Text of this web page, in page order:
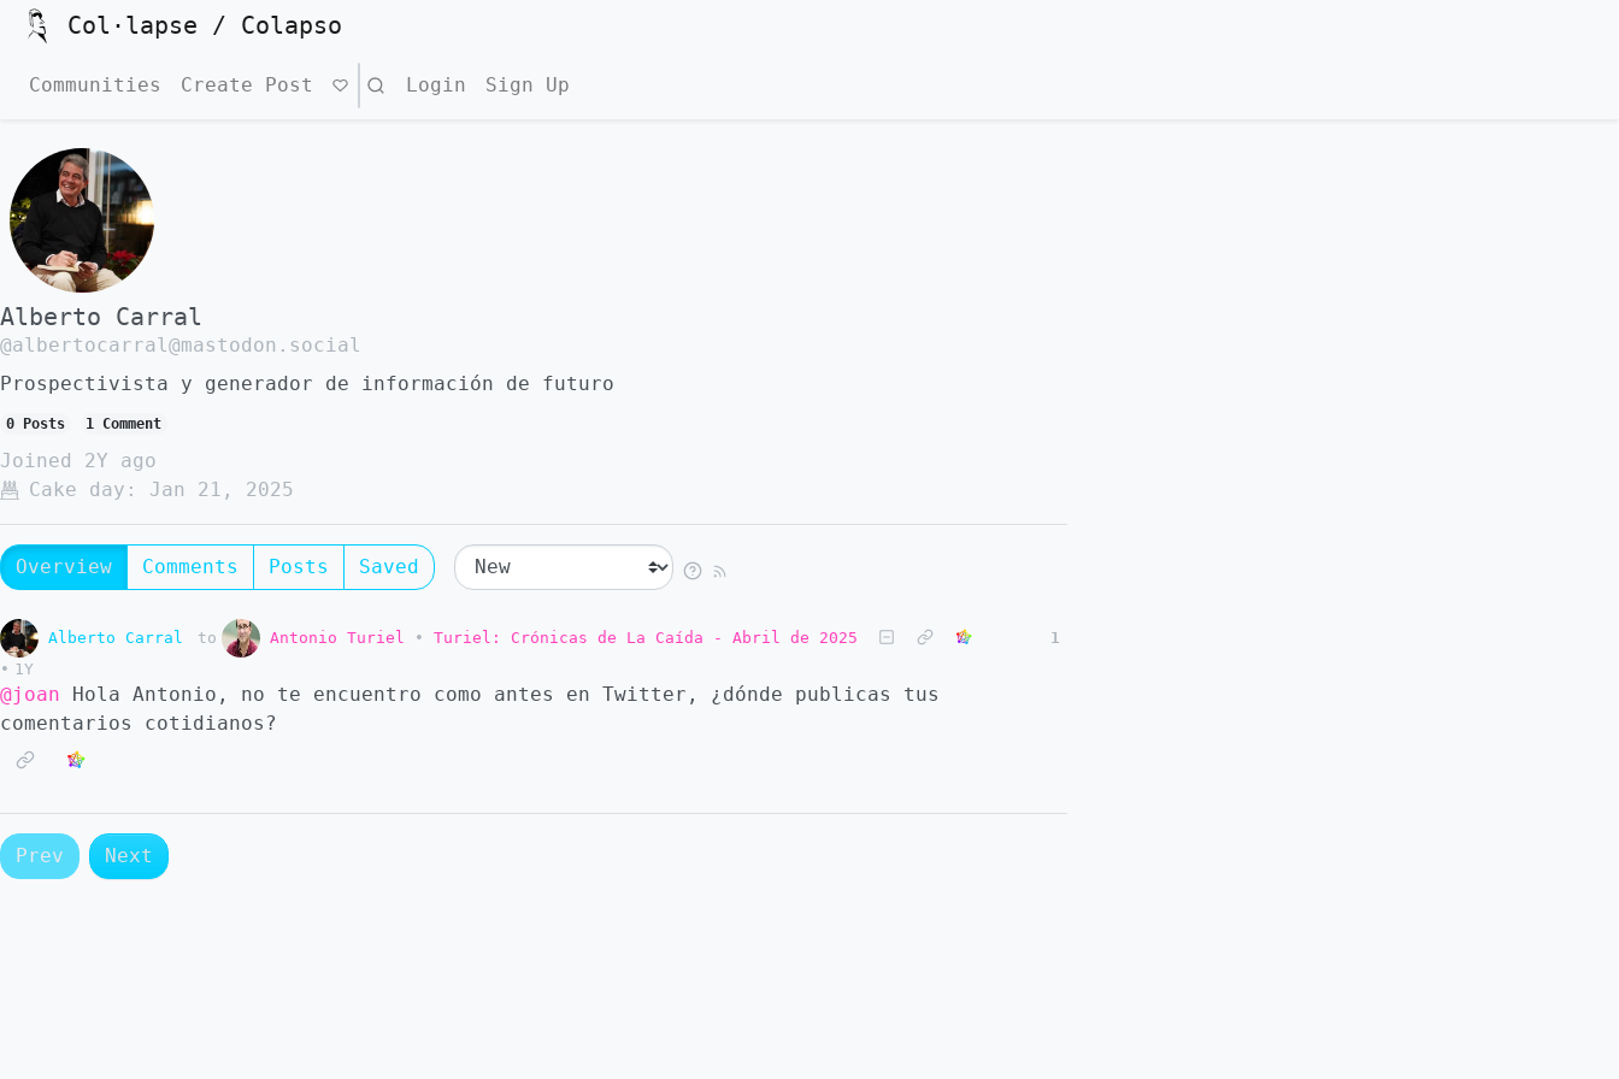
Col·lapse / Colapso
Communities Create Post Search Login Sign Up
Alberto Carral
@albertocarral@mastodon.social
Prospectivista y generador de información de futuro
0 Posts 1 Comment
Joined
2Y ago
Cake day:
Jan 21, 2025
Overview Comments Posts Saved
Alberto Carral to Antonio Turiel • Turiel: Crónicas de La Caída - Abril de 2025
1
• 1Y
@joan Hola Antonio, no te encuentro como antes en Twitter, ¿dónde publicas tus
comentarios cotidianos?
Prev Next